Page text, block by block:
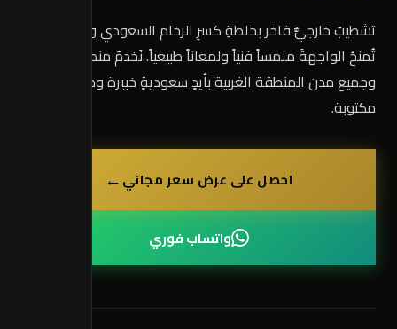
تشطيبٌ خارجيٌّ فاخر بخلطةِ كسرِ الرخام السعودي والإسباني،
تُمنحُ الواجهةَ ملمساً فنياً ولمعاناً طبيعياً. نَخدمُ منطقة
وجميع مدن المنطقة الغربية بأيدٍ سعوديةٍ خبيرة وضماناتٍ
مكتوبة.
احصل على عرض سعر مجاني←
واتساب فوري